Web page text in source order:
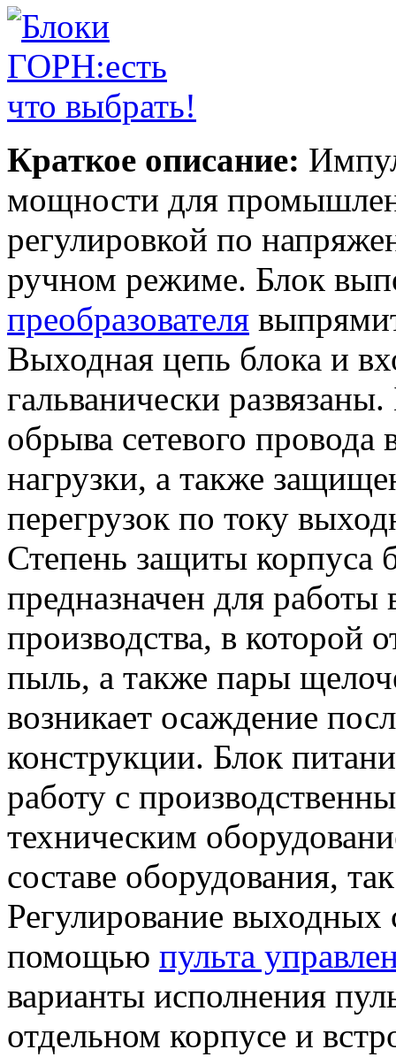
Краткое описание:
мощности для
регулировкой по
ручном режиме. Блок
преобразователя
Выходная цепь блока и
гальванически
обрыва сетевого
нагрузки, а также
перегрузок по току
Степень защиты корпуса
предназначен для
производства, в которой
пыль, а также пары
возникает осаждение
конструкции. Блок
работу с
техническим
составе оборудования,
Регулирование выходных
помощью пульта
варианты исполнения
отдельном корпусе и